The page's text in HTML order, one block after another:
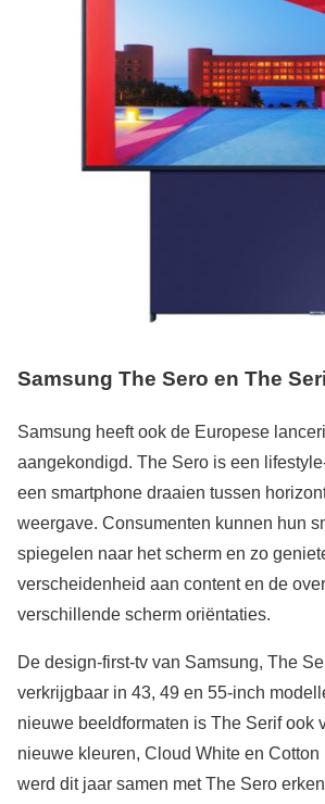
Samsung The Sero en The
Samsung heeft ook de Europese
aangekondigd. The Sero is een
een smartphone draaien tussen
weergave. Consumenten kunnen hun
spiegelen naar het scherm en zo
verscheidenheid aan content en de
verschillende scherm oriëntaties.
De design-first-tv van Samsung, The
verkrijgbaar in 43, 49 en 55-inch
nieuwe beeldformaten is The Serif ook
nieuwe kleuren, Cloud White en
werd dit jaar samen met The Sero